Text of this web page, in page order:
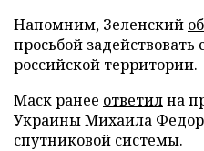
Напомним, Зеленский
просьбой
российской территории.
Маск ранее ответилна
Украины Михаила
спутниковой системы.